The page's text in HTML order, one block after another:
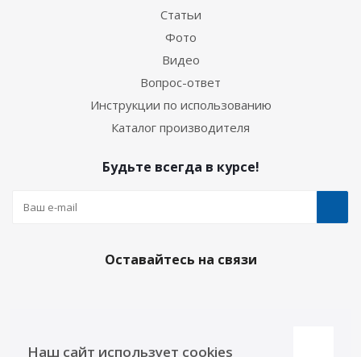
Статьи
Фото
Видео
Вопрос-ответ
Инструкции по использованию
Каталог производителя
Будьте всегда в курсе!
Оставайтесь на связи
Наш сайт использует cookies